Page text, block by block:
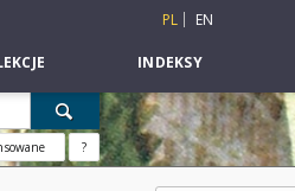
PL EN
INDEKSY
?